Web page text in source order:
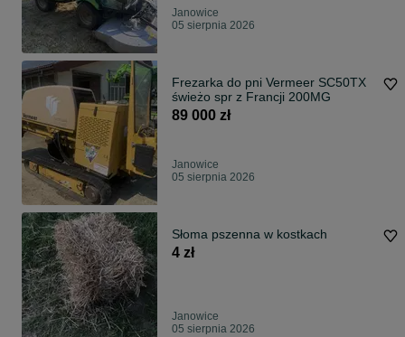
Janowice
05 sierpnia 2026
Frezarka do pni Vermeer SC50TX
świeżo spr z Francji 200MG
89 000 zł
Janowice
05 sierpnia 2026
Słoma pszenna w kostkach
4 zł
Janowice
05 sierpnia 2026